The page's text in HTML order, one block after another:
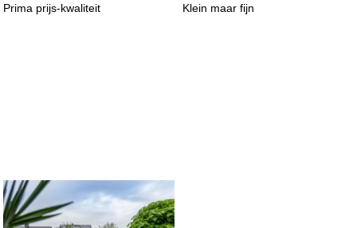
Prima prijs-kwaliteit Klein maar fijn